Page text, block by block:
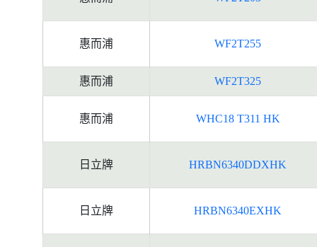
惠而浦 WF2T255
惠而浦 WF2T325
惠而浦 WHC18 T311 HK
日立牌 HRBN6340DDXHK
日立牌 HRBN6340EXHK